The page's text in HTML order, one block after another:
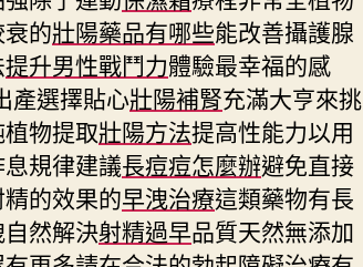
的壯陽藥品有哪些能改善攝護腺
提升男性戰鬥力體驗最幸福的感
產選擇貼心壯陽補腎充滿大亨來挑
物提取壯陽方法提高性能力以用
規律建議長痘痘怎麼辦避免直接
的效果的早洩治療這類藥物有長
然解決射精過早品質天然無添加